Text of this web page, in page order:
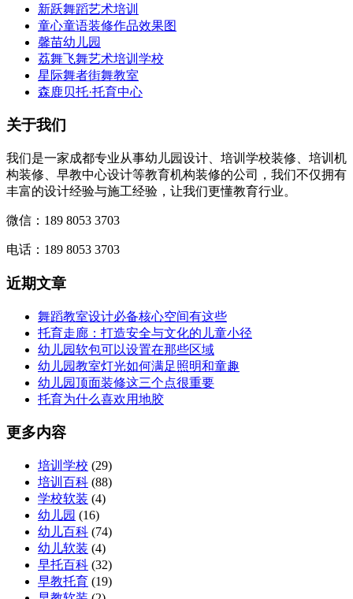
新跃舞蹈艺术培训
童心童语装修作品效果图
馨苗幼儿园
荔舞飞舞艺术培训学校
星际舞者街舞教室
森鹿贝托·托育中心
关于我们
我们是一家成都专业从事幼儿园设计、培训学校装修、培训机
构装修、早教中心设计等教育机构装修的公司，我们不仅拥有
丰富的设计经验与施工经验，让我们更懂教育行业。
微信：189 8053 3703
电话：189 8053 3703
近期文章
舞蹈教室设计必备核心空间有这些
托育走廊：打造安全与文化的儿童小径
幼儿园软包可以设置在那些区域
幼儿园教室灯光如何满足照明和童趣
幼儿园顶面装修这三个点很重要
托育为什么喜欢用地胶
更多内容
培训学校 (29)
培训百科 (88)
学校软装 (4)
幼儿园 (16)
幼儿百科 (74)
幼儿软装 (4)
早托百科 (32)
早教托育 (19)